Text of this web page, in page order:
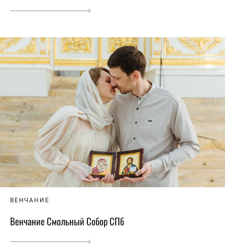
ВЕНЧАНИЕ
Венчание Смольный Собор СПб